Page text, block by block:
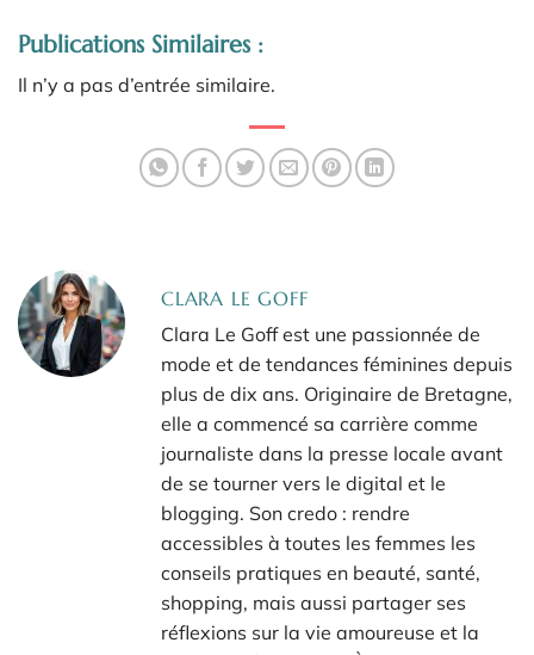
Publications Similaires :
Il n’y a pas d’entrée similaire.
CLARA LE GOFF
Clara Le Goff est une passionnée de
mode et de tendances féminines depuis
plus de dix ans. Originaire de Bretagne,
elle a commencé sa carrière comme
journaliste dans la presse locale avant
de se tourner vers le digital et le
blogging. Son credo : rendre
accessibles à toutes les femmes les
conseils pratiques en beauté, santé,
shopping, mais aussi partager ses
réflexions sur la vie amoureuse et la